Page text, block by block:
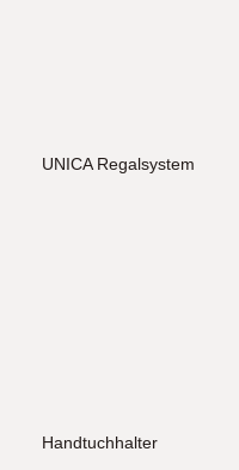
UNICA Regalsystem
Handtuchhalter